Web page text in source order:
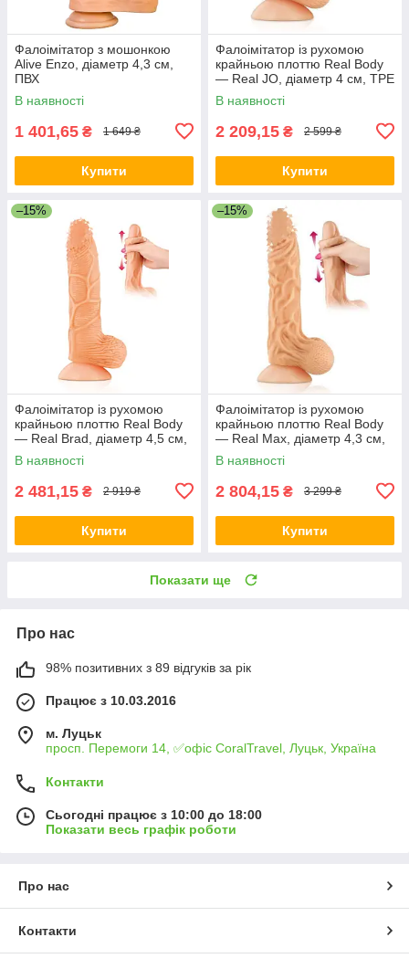
Фалоімітатор з мошонкою
Alive Enzo, діаметр 4,3 см,
ПВХ
В наявності
1 401,65 ₴ 1 649 ₴
Купити
Фалоімітатор із рухомою
крайньою плоттю Real Body
— Real JO, діаметр 4 см, TPE
В наявності
2 209,15 ₴ 2 599 ₴
Купити
–15%
Фалоімітатор із рухомою
крайньою плоттю Real Body
— Real Brad, діаметр 4,5 см,
TPE
В наявності
2 481,15 ₴ 2 919 ₴
Купити
–15%
Фалоімітатор із рухомою
крайньою плоттю Real Body
— Real Max, діаметр 4,3 см,
TPE
В наявності
2 804,15 ₴ 3 299 ₴
Купити
Показати ще
Про нас
98% позитивних з 89 відгуків за рік
Працює з 10.03.2016
м. Луцьк
просп. Перемоги 14, ✅офіс CoralTravel, Луцьк, Україна
Контакти
Сьогодні працює з 10:00 до 18:00
Показати весь графік роботи
Про нас
Контакти